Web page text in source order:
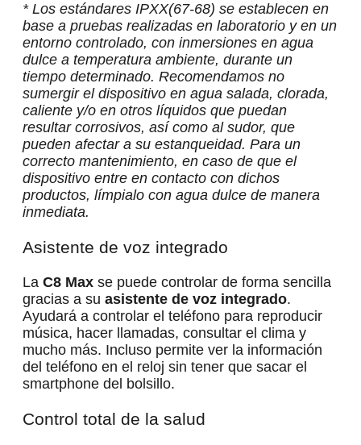
* Los estándares IPXX(67-68) se establecen en
base a pruebas realizadas en laboratorio y en un
entorno controlado, con inmersiones en agua
dulce a temperatura ambiente, durante un
tiempo determinado. Recomendamos no
sumergir el dispositivo en agua salada, clorada,
caliente y/o en otros líquidos que puedan
resultar corrosivos, así como al sudor, que
pueden afectar a su estanqueidad. Para un
correcto mantenimiento, en caso de que el
dispositivo entre en contacto con dichos
productos, límpialo con agua dulce de manera
inmediata.
Asistente de voz integrado
La C8 Max se puede controlar de forma sencilla
gracias a su asistente de voz integrado.
Ayudará a controlar el teléfono para reproducir
música, hacer llamadas, consultar el clima y
mucho más. Incluso permite ver la información
del teléfono en el reloj sin tener que sacar el
smartphone del bolsillo.
Control total de la salud